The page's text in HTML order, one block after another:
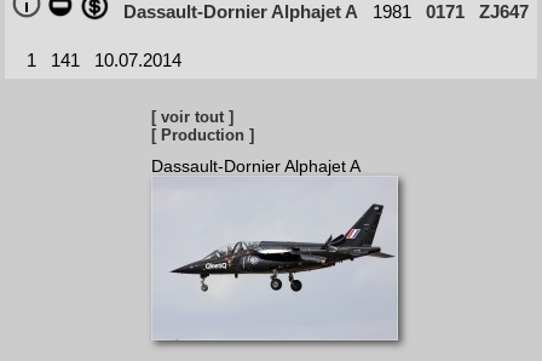
Dassault-Dornier Alphajet A 1981 0171 ZJ647
1 141 10.07.2014
[ voir tout ]
[ Production ]
Dassault-Dornier Alphajet A